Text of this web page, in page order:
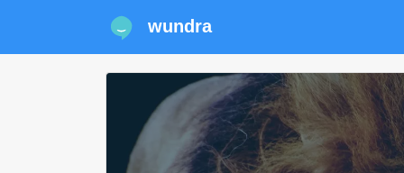
wundra